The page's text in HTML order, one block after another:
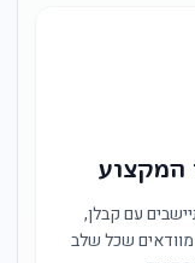
המקצוע
עם קבלן,
מוודאים שכל שלב